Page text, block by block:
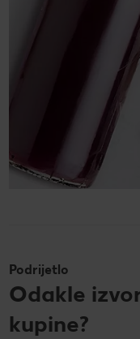
Podrijetlo
Odakle
kupine?